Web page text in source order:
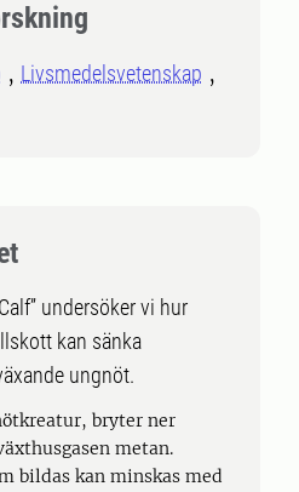
Livsmedelsvetenskap
undersöker vi hur
kan sänka
ungnöt.
bryter ner
metan.
bildas kan minskas med